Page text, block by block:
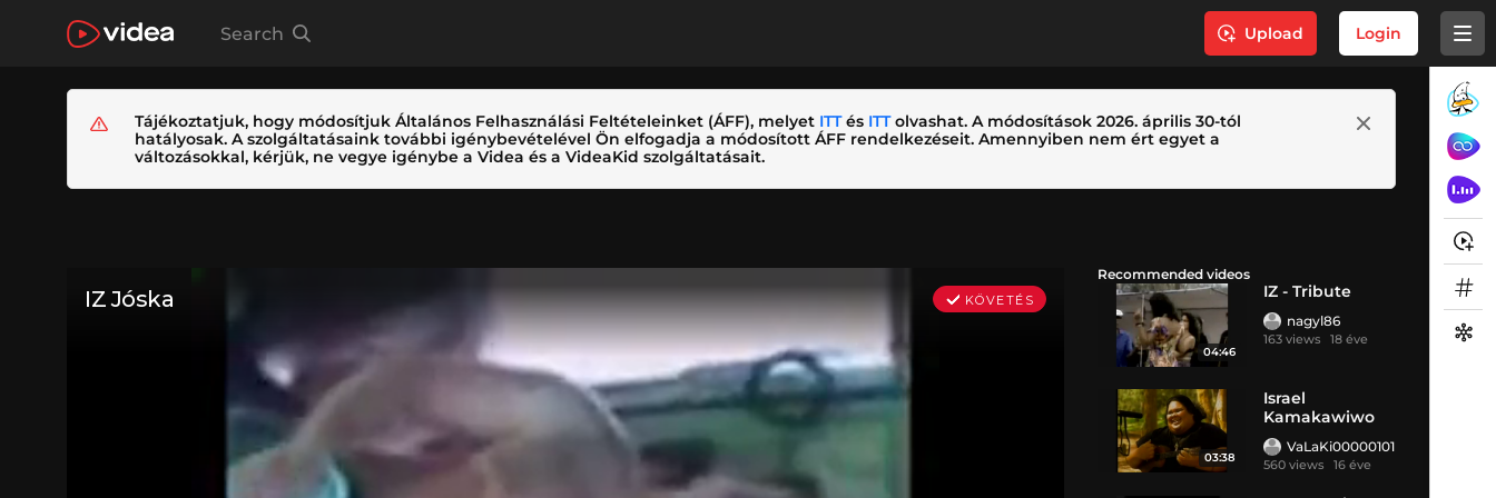
Search Upload Login
Tájékoztatjuk, hogy módosítjuk Általános Felhasználási Feltételeinket (ÁFF), melyet ITTés ITTolvashat. A módosítások 2026. április 30-tól
hatályosak. A szolgáltatásaink további igénybevételével Ön elfogadja a módosított ÁFF rendelkezéseit. Amennyiben nem ért egyet a
változásokkal, kérjük, ne vegye igénybe a Videa és a VideaKid szolgáltatásait.
Recommended videos
04:46
IZ - Tribute
nagyl86
163 views 18 éve
03:38
Israel
Kamakawiwo
'IZ'
VaLaKi00000101
560 views 16 éve